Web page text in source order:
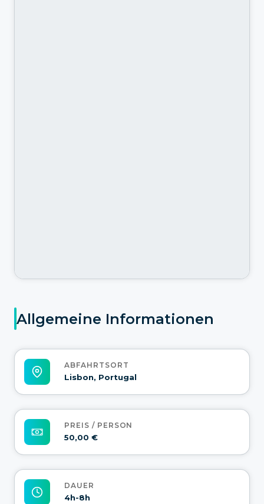
Allgemeine Informationen
ABFAHRTSORT
Lisbon, Portugal
PREIS / PERSON
50,00 €
DAUER
4h-8h